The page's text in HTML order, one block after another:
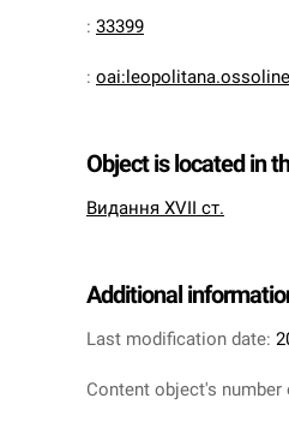
: 33399
:
Object is located in
Видання XVII ст.
Additional
Last modification date:
Content object's number